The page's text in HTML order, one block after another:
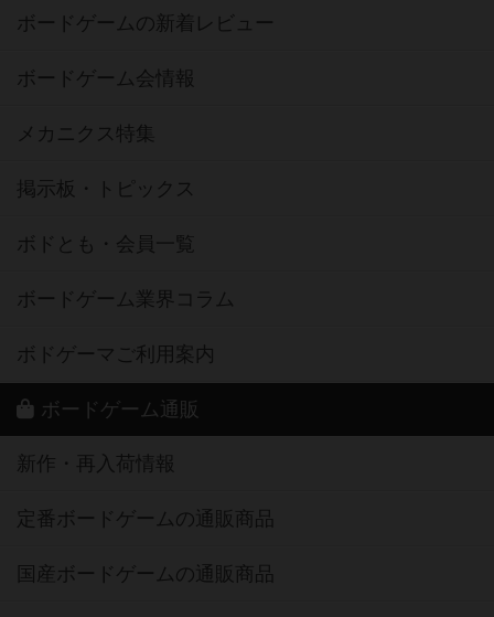
ボードゲームの新着レビュー
ボードゲーム会情報
メカニクス特集
掲示板・トピックス
ボドとも・会員一覧
ボードゲーム業界コラム
ボドゲーマご利用案内
ボードゲーム通販
新作・再入荷情報
定番ボードゲームの通販商品
国産ボードゲームの通販商品